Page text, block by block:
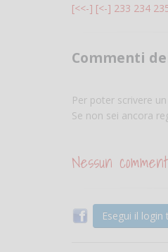
[<<-] [<-] 233 234
Commenti
Per poter scrivere
Se non sei ancora
Nessun
Esegui il